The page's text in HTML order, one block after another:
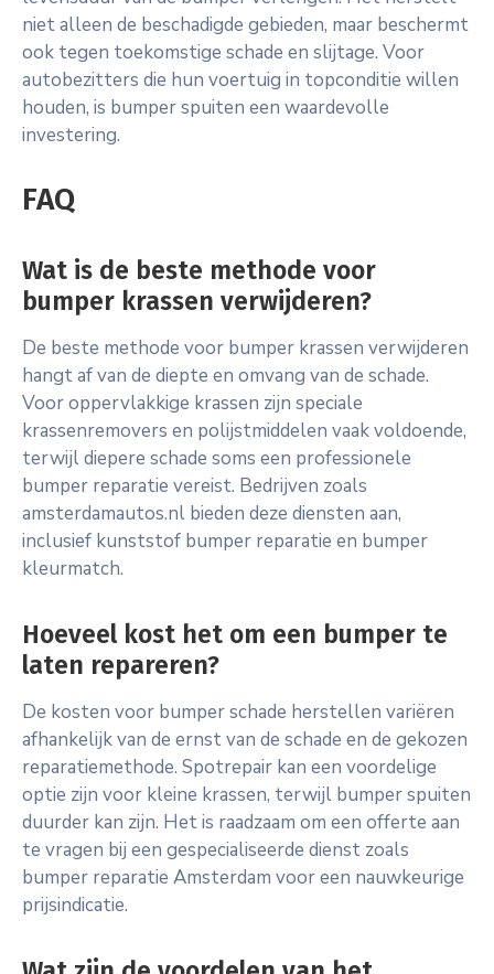
niet alleen de beschadigde gebieden, maar beschermt
ook tegen toekomstige schade en slijtage. Voor
autobezitters die hun voertuig in topconditie willen
houden, is bumper spuiten een waardevolle
investering.
FAQ
Wat is de beste methode voor
bumper krassen verwijderen?
De beste methode voor bumper krassen verwijderen
hangt af van de diepte en omvang van de schade.
Voor oppervlakkige krassen zijn speciale
krassenremovers en polijstmiddelen vaak voldoende,
terwijl diepere schade soms een professionele
bumper reparatie vereist. Bedrijven zoals
amsterdamautos.nl bieden deze diensten aan,
inclusief kunststof bumper reparatie en bumper
kleurmatch.
Hoeveel kost het om een bumper te
laten repareren?
De kosten voor bumper schade herstellen variëren
afhankelijk van de ernst van de schade en de gekozen
reparatiemethode. Spotrepair kan een voordelige
optie zijn voor kleine krassen, terwijl bumper spuiten
duurder kan zijn. Het is raadzaam om een offerte aan
te vragen bij een gespecialiseerde dienst zoals
bumper reparatie Amsterdam voor een nauwkeurige
prijsindicatie.